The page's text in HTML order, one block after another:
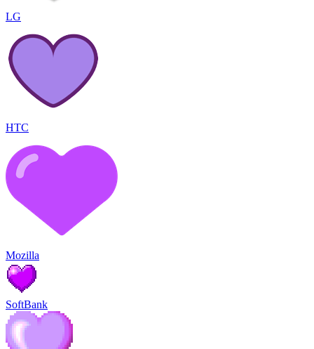
LG
HTC
Mozilla
SoftBank